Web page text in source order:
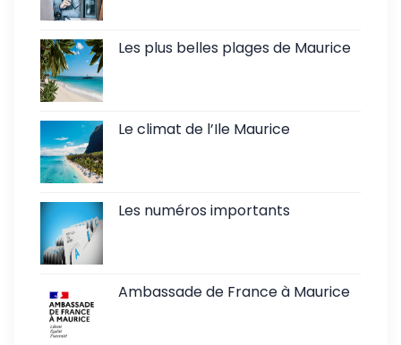
Les plus belles plages de Maurice
Le climat de l’Ile Maurice
Les numéros importants
Ambassade de France à Maurice